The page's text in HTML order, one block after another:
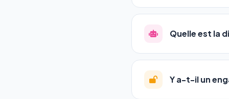
La plupart de nos
progression
votre tableau de bord.
Quelle est la
LeSEO(Search
GEO(Generative
Gemini et Perplexity
Y a-t-il un